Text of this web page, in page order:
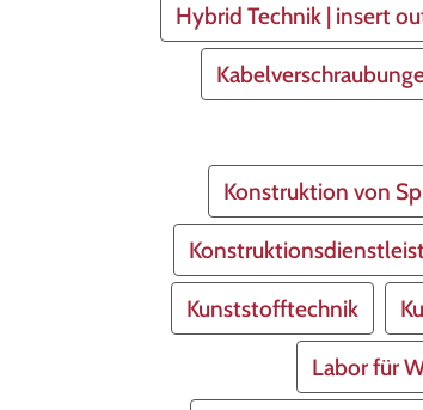
Hybrid Technik | insert
Konstruktion von
Kunststofftechnik
Labor für